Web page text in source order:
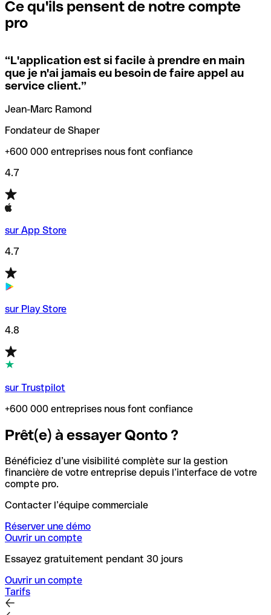
signifie que vous avez le code de l'une des succursales
locales.
Si vous n'êtes pas sûr du code SWIFT que vous devriez
utiliser, nous avons développé un outil de recherche de
codes SWIFT par nom de banque.
vérification/recherche de codes SWIFT. Ainsi, vous pouvez
trouver et vérifier vos codes SWIFT avant de réaliser vos
transferts d’argent.
Ce qu'ils pensent de notre compte
pro
“L'application est si facile à prendre en main
que je n'ai jamais eu besoin de faire appel au
service client.”
Jean-Marc Ramond
Fondateur de Shaper
+600 000 entreprises nous font confiance
4.7
sur App Store
4.7
sur Play Store
4.8
sur Trustpilot
+600 000 entreprises nous font confiance
Prêt(e) à essayer Qonto ?
Bénéficiez d’une visibilité complète sur la gestion
financière de votre entreprise depuis l’interface de votre
compte pro.
Contacter l’équipe commerciale
Réserver une démo
Ouvrir un compte
Essayez gratuitement pendant 30 jours
Ouvrir un compte
Tarifs